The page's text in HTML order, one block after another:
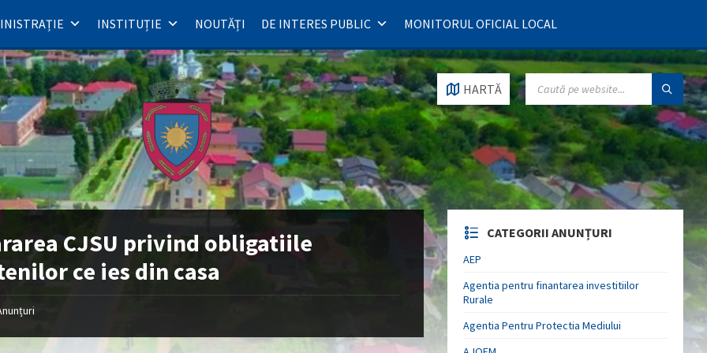
INSTITUȚIE NOUTĂȚI DE INTERES PUBLIC MONITORUL OFICIAL LOCAL
HARTĂ
SEARCH:
CJSU privind obligatiile
ce ies din casa
CATEGORII ANUNȚURI
AEP
Agentia pentru finantarea investitiilor
Rurale
Agentia Pentru Protectia Mediului